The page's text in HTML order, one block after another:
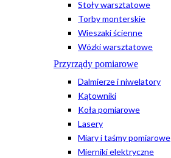
Stoły warsztatowe
Torby monterskie
Wieszaki ścienne
Wózki warsztatowe
Przyrządy pomiarowe
Dalmierze i niwelatory
Kątowniki
Koła pomiarowe
Lasery
Miary i taśmy pomiarowe
Mierniki elektryczne